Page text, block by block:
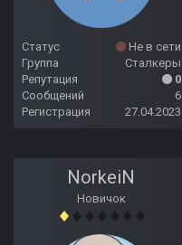
Статус
Не в сети
Группа
Сталкеры
Репутация
0
Сообщений
6
Регистрация
27.04.2023
NorkeiN
Новичок